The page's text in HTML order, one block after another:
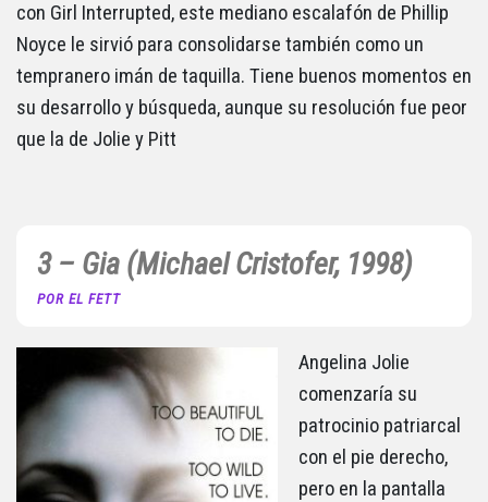
con Girl Interrupted, este mediano escalafón de Phillip
Noyce le sirvió para consolidarse también como un
tempranero imán de taquilla. Tiene buenos momentos en
su desarrollo y búsqueda, aunque su resolución fue peor
que la de Jolie y Pitt
3 – Gia (Michael Cristofer, 1998)
POR EL FETT
Angelina Jolie
comenzaría su
patrocinio patriarcal
con el pie derecho,
pero en la pantalla